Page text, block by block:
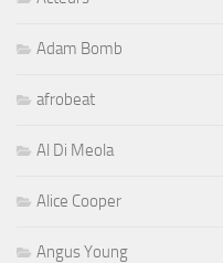
Adam Bomb
afrobeat
Al Di Meola
Alice Cooper
Angus Young